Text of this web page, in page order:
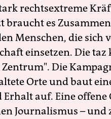
rechtsextreme
braucht es
Menschen, die sich
einsetzen. Die
Die
Orte und baut
Erhalt auf. Eine
Journalismus – und